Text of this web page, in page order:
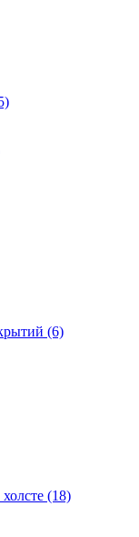
(6)
(18)